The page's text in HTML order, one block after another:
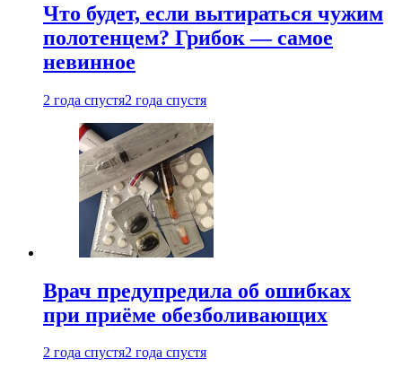
Что будет, если вытираться чужим
полотенцем? Грибок — самое
невинное
2 года спустя2 года спустя
Врач предупредила об ошибках
при приëме обезболивающих
2 года спустя2 года спустя